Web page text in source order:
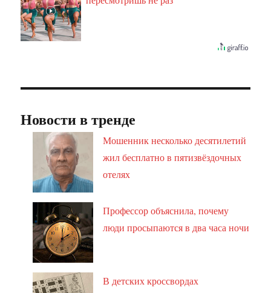
Новости в тренде
Мошенник несколько десятилетий
жил бесплатно в пятизвёздочных
отелях
Профессор объяснила, почему
люди просыпаются в два часа ночи
В детских кроссвордах